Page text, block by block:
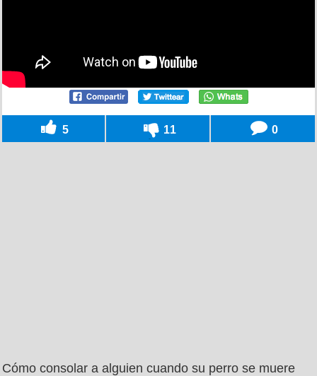
5 11 0
Cómo consolar a alguien cuando su perro se muere